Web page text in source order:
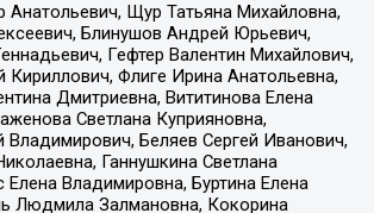
Анатольевич, Щур Татьяна Михайловна,
Блинушов Андрей Юрьевич,
Гефтер Валентин Михайлович,
Кириллович, Флиге Ирина Анатольевна,
Дмитриевна, Вититинова Елена
Светлана Куприяновна,
Владимирович, Беляев Сергей Иванович,
Ганнушкина Светлана
Елена Владимировна, Буртина Елена
Людмила Залмановна, Кокорина